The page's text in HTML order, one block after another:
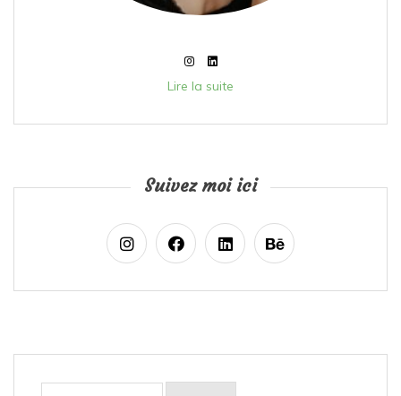
Lire la suite
Suivez moi ici
Rechercher :